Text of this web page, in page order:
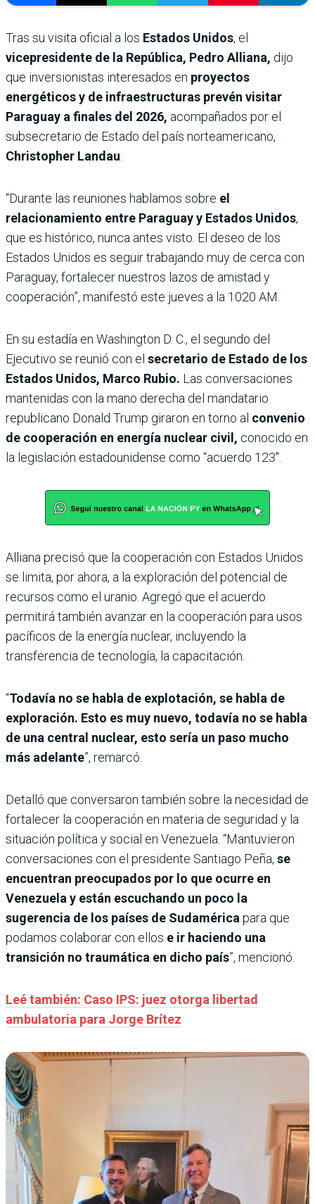
Tras su visita oficial a los Estados Unidos, el
vicepresidente de la República, Pedro Alliana, dijo
que inversionistas interesados en proyectos
energéticos y de infraestructuras prevén visitar
Paraguay a finales del 2026, acompañados por el
subsecretario de Estado del país norteamericano,
Christopher Landau.
“Durante las reuniones hablamos sobre el
relacionamiento entre Paraguay y Estados Unidos,
que es histórico, nunca antes visto. El deseo de los
Estados Unidos es seguir trabajando muy de cerca con
Paraguay, fortalecer nuestros lazos de amistad y
cooperación”, manifestó este jueves a la 1020 AM.
En su estadía en Washington D. C., el segundo del
Ejecutivo se reunió con el secretario de Estado de los
Estados Unidos, Marco Rubio. Las conversaciones
mantenidas con la mano derecha del mandatario
republicano Donald Trump giraron en torno al convenio
de cooperación en energía nuclear civil, conocido en
la legislación estadounidense como “acuerdo 123″.
Alliana precisó que la cooperación con Estados Unidos
se limita, por ahora, a la exploración del potencial de
recursos como el uranio. Agregó que el acuerdo
permitirá también avanzar en la cooperación para usos
pacíficos de la energía nuclear, incluyendo la
transferencia de tecnología, la capacitación.
“Todavía no se habla de explotación, se habla de
exploración. Esto es muy nuevo, todavía no se habla
de una central nuclear, esto sería un paso mucho
más adelante”, remarcó.
Detalló que conversaron también sobre la necesidad de
fortalecer la cooperación en materia de seguridad y la
situación política y social en Venezuela. “Mantuvieron
conversaciones con el presidente Santiago Peña, se
encuentran preocupados por lo que ocurre en
Venezuela y están escuchando un poco la
sugerencia de los países de Sudaméricapara que
podamos colaborar con ellos e ir haciendo una
transición no traumática en dicho país”, mencionó.
Leé también: Caso IPS: juez otorga libertad
ambulatoria para Jorge Brítez